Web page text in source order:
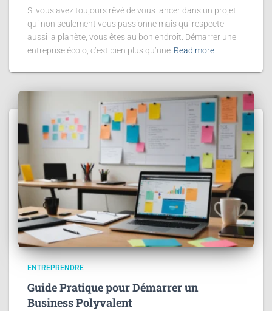
Si vous avez toujours rêvé de vous lancer dans un projet
qui non seulement vous passionne mais qui respecte
aussi la planète, vous êtes au bon endroit. Démarrer une
entreprise écolo, c’est bien plus qu’une Read more
ENTREPRENDRE
Guide Pratique pour Démarrer un
Business Polyvalent